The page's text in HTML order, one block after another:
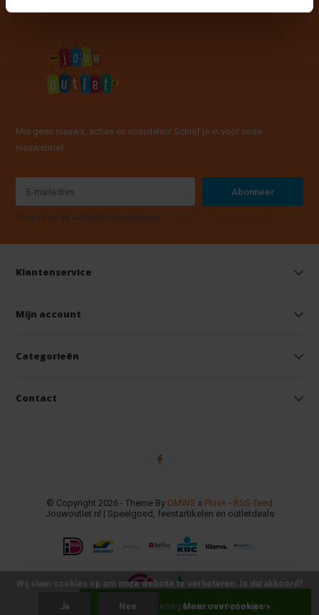
+ Toevoegen aan winkelwagen
Mis geen nieuws, acties en voordelen! Schrijf je in voor onze
nieuwsbrief
Abonneer
* Lees hier de wettelijke beperkingen
Klantenservice
Mijn account
Categorieën
Contact
© Copyright 2026 - Theme By DMWS x Plus+ - RSS-feed
Jouwoutlet.nl | Speelgoed, feestartikelen en outletdeals
Wij slaan cookies op om onze website te verbeteren. Is dat akkoord?
Ja Nee Meer over cookies »